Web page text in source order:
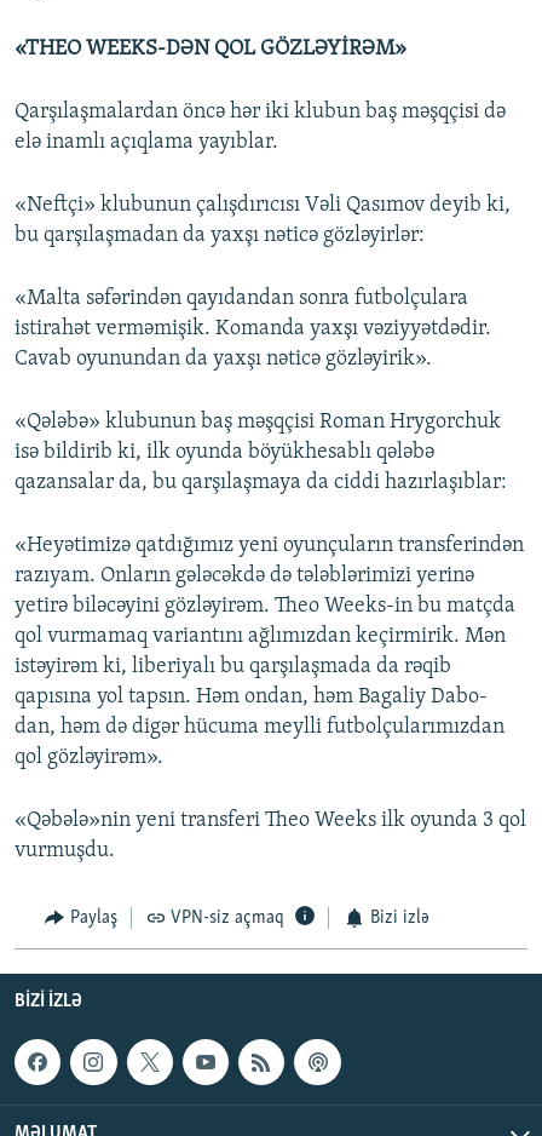
«THEO WEEKS-DƏN QOL GÖZLƏYİRƏM»
Qarşılaşmalardan öncə hər iki klubun baş məşqçisi də
elə inamlı açıqlama yayıblar.
«Neftçi» klubunun çalışdırıcısı Vəli Qasımov deyib ki,
bu qarşılaşmadan da yaxşı nəticə gözləyirlər:
«Malta səfərindən qayıdandan sonra futbolçulara
istirahət verməmişik. Komanda yaxşı vəziyyətdədir.
Cavab oyunundan da yaxşı nəticə gözləyirik».
«Qələbə» klubunun baş məşqçisi Roman Hrygorchuk
isə bildirib ki, ilk oyunda böyükhesablı qələbə
qazansalar da, bu qarşılaşmaya da ciddi hazırlaşıblar:
«Heyətimizə qatdığımız yeni oyunçuların transferindən
razıyam. Onların gələcəkdə də tələblərimizi yerinə
yetirə biləcəyini gözləyirəm. Theo Weeks-in bu matçda
qol vurmamaq variantını ağlımızdan keçirmirik. Mən
istəyirəm ki, liberiyalı bu qarşılaşmada da rəqib
qapısına yol tapsın. Həm ondan, həm Bagaliy Dabo-
dan, həm də digər hücuma meylli futbolçularımızdan
qol gözləyirəm».
«Qəbələ»nin yeni transferi Theo Weeks ilk oyunda 3 qol
vurmuşdu.
Paylaş VPN-siz açmaq Bizi izlə
BIZI IZLƏ